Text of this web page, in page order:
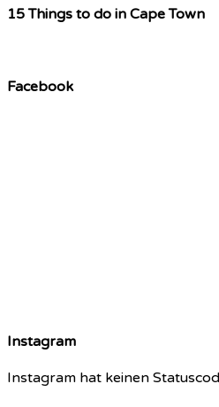
15 Things to do in Cape Town
Facebook
Instagram
Instagram hat keinen